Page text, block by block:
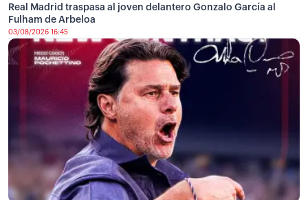
Real Madrid traspasa al joven delantero Gonzalo García al
Fulham de Arbeloa
03/08/2026 16:45